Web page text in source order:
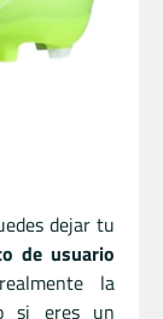
dejar tu
de usuario
la
si eres un